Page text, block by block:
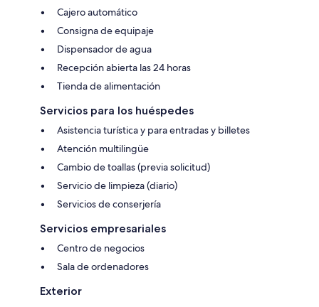
Cajero automático
Consigna de equipaje
Dispensador de agua
Recepción abierta las 24 horas
Tienda de alimentación
Servicios para los huéspedes
Asistencia turística y para entradas y billetes
Atención multilingüe
Cambio de toallas (previa solicitud)
Servicio de limpieza (diario)
Servicios de conserjería
Servicios empresariales
Centro de negocios
Sala de ordenadores
Exterior